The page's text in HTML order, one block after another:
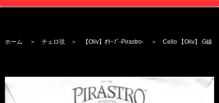
ホーム ＞ チェロ弦 ＞ 【Oliv】 ｵﾘｰﾌﾞ-Pirastro- ＞ Cello 【Oliv】 G線